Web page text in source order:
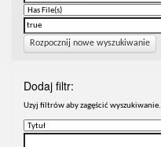
Rozpocznij nowe wyszukiwanie
Dodaj filtr:
Uzyj filtrów aby zagęścić wyszukiwanie.